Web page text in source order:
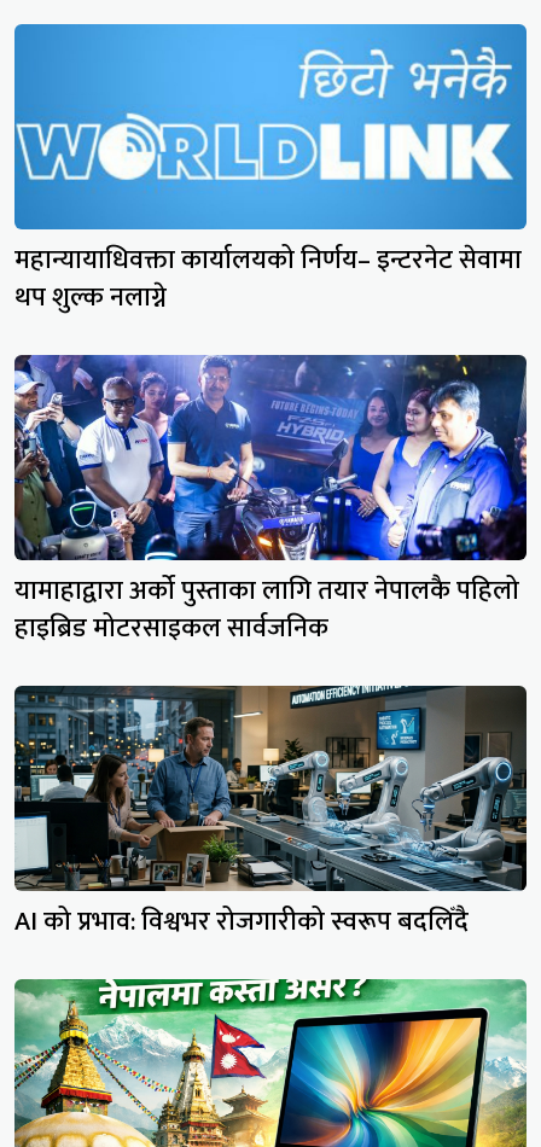
महान्यायाधिवक्ता कार्यालयको निर्णय– इन्टरनेट सेवामा
थप शुल्क नलाग्ने
यामाहाद्वारा अर्को पुस्ताका लागि तयार नेपालकै पहिलो
हाइब्रिड मोटरसाइकल सार्वजनिक
AI को प्रभाव: विश्वभर रोजगारीको स्वरूप बदलिँदै